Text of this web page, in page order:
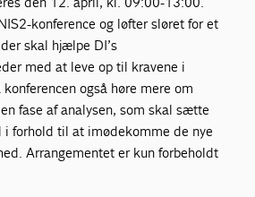
konference og løfter sløret for et
skal hjælpe DI’s
med at leve op til kravene i
også høre mere om
fase af analysen, som skal sætte
i forhold til at imødekomme de nye
Arrangementet er kun forbeholdt